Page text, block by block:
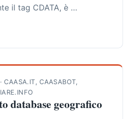
il tag CDATA, è …
·CAASA.IT,CAASABOT,
database geografico